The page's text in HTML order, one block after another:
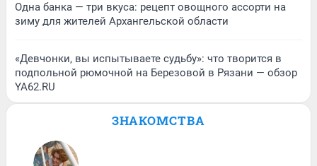
Одна банка — три вкуса: рецепт овощного ассорти на
зиму для жителей Архангельской области
«Девчонки, вы испытываете судьбу»: что творится в
подпольной рюмочной на Березовой в Рязани — обзор
YA62.RU
ЗНАКОМСТВА